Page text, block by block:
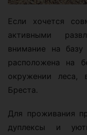
Если хочется
активными
внимание на
расположена на
окружении леса,
Бреста.
Для проживания
дуплексы и